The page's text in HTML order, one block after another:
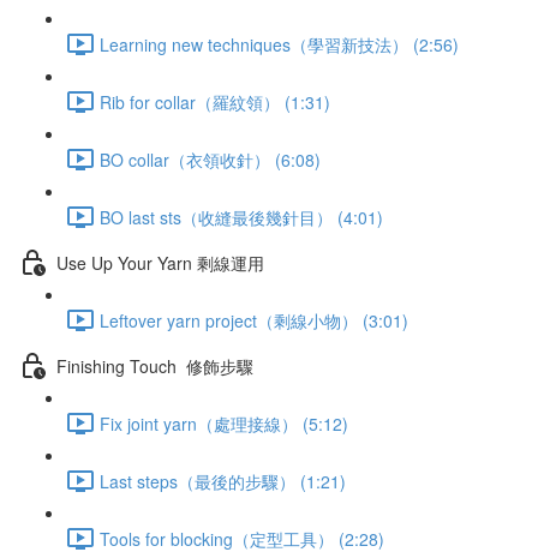
Learning new techniques（學習新技法） (2:56)
Rib for collar（羅紋領） (1:31)
BO collar（衣領收針） (6:08)
BO last sts（收縫最後幾針目） (4:01)
Use Up Your Yarn 剩線運用
Leftover yarn project（剩線小物） (3:01)
Finishing Touch 修飾步驟
Fix joint yarn（處理接線） (5:12)
Last steps（最後的步驟） (1:21)
Tools for blocking（定型工具） (2:28)